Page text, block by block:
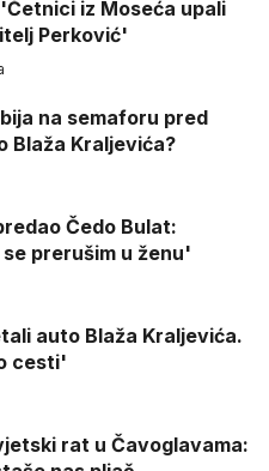
iz Moseća upali
Perković'
na semaforu pred
Blaža Kraljevića?
Čedo Bulat:
prerušim u ženu'
auto Blaža Kraljevića.
cesti'
rat u Čavoglavama: